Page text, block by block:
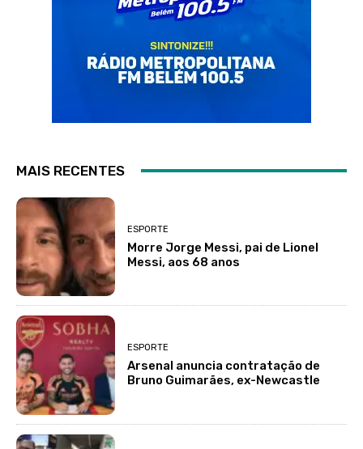
MAIS RECENTES
ESPORTE
Morre Jorge Messi, pai de Lionel
Messi, aos 68 anos
ESPORTE
Arsenal anuncia contratação de
Bruno Guimarães, ex-Newcastle